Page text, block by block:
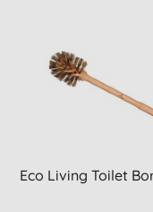
Eco Living Toilet